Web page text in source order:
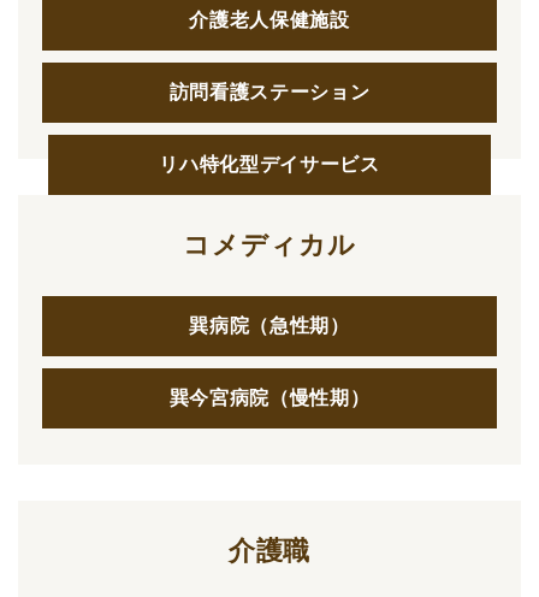
介護老人保健施設
訪問看護ステーション
リハ特化型デイサービス
コメディカル
巽病院（急性期）
巽今宮病院（慢性期）
介護職